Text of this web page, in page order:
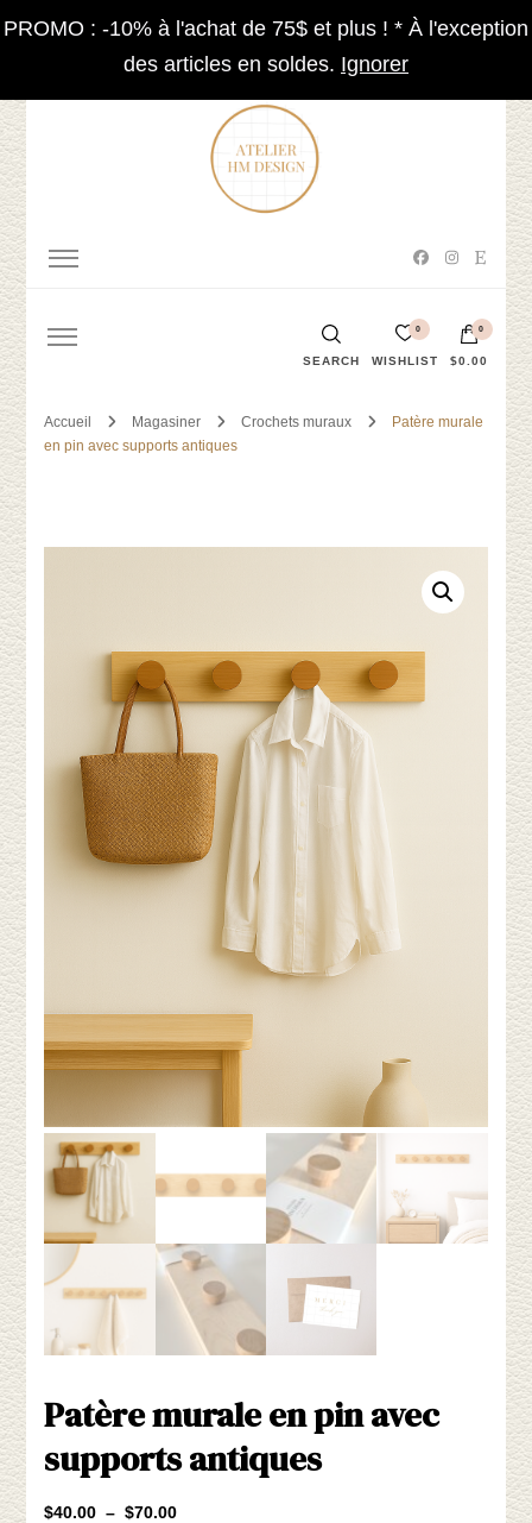
PROMO : -10% à l'achat de 75$ et plus ! * À l'exception
des articles en soldes. Ignorer
Shop now
FAST SHIPPING TO CANADA AND THE U.S.
Accessoires et décorations
SEARCH
0
WISHLIST
0
$0.00
Votre panier est vide.
Accueil Magasiner Crochets muraux
Patère murale
en pin avec supports antiques
Patère murale en pin avec
supports antiques
$40.00 – $70.00Plage